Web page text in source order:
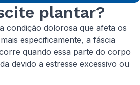
plantar?
condição dolorosa que afeta os
especificamente, a fáscia
quando essa parte do corpo
devido a estresse excessivo ou